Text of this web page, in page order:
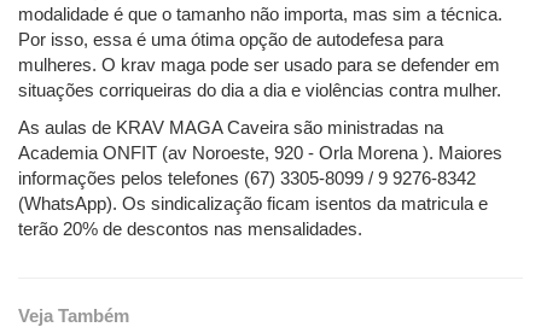
modalidade é que o tamanho não importa, mas sim a técnica.
Por isso, essa é uma ótima opção de autodefesa para
mulheres. O krav maga pode ser usado para se defender em
situações corriqueiras do dia a dia e violências contra mulher.
As aulas de KRAV MAGA Caveira são ministradas na
Academia ONFIT (av Noroeste, 920 - Orla Morena ). Maiores
informações pelos telefones (67) 3305-8099 / 9 9276-8342
(WhatsApp). Os sindicalização ficam isentos da matricula e
terão 20% de descontos nas mensalidades.
Veja Também